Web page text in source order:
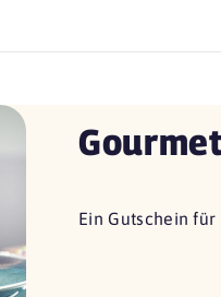
Ein Gutschein